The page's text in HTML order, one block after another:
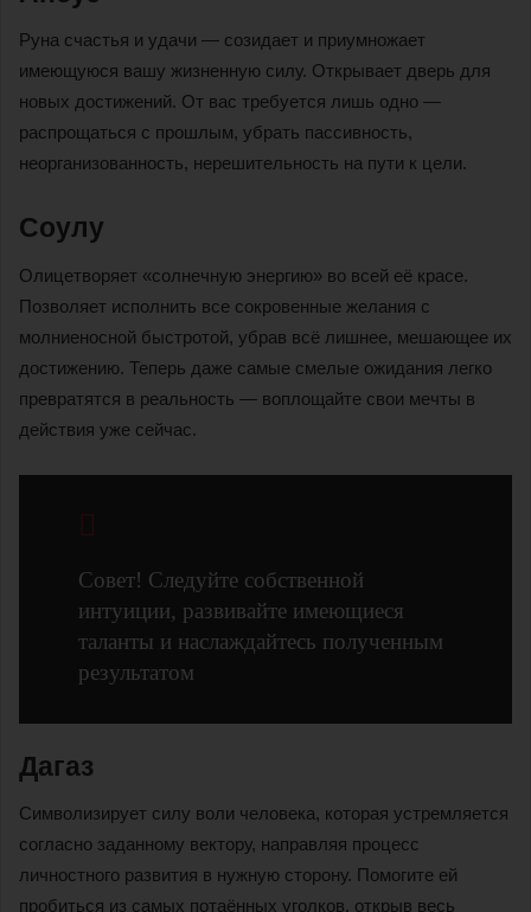
Руна счастья и удачи — созидает и приумножает
имеющуюся вашу жизненную силу. Открывает дверь для
новых достижений. От вас требуется лишь одно —
распрощаться с прошлым, убрать пассивность,
неорганизованность, нерешительность на пути к цели.
Соулу
Олицетворяет «солнечную энергию» во всей её красе.
Позволяет исполнить все сокровенные желания с
молниеносной быстротой, убрав всё лишнее, мешающее их
достижению. Теперь даже самые смелые ожидания легко
превратятся в реальность — воплощайте свои мечты в
действия уже сейчас.
Совет! Следуйте собственной
интуиции, развивайте имеющиеся
таланты и наслаждайтесь полученным
результатом
Дагаз
Символизирует силу воли человека, которая устремляется
согласно заданному вектору, направляя процесс
личностного развития в нужную сторону. Помогите ей
пробиться из самых потаённых уголков, открыв весь